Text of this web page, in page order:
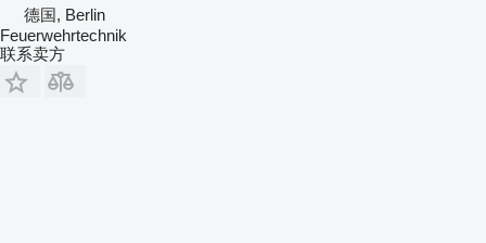
德国, Berlin
Feuerwehrtechnik
联系卖方